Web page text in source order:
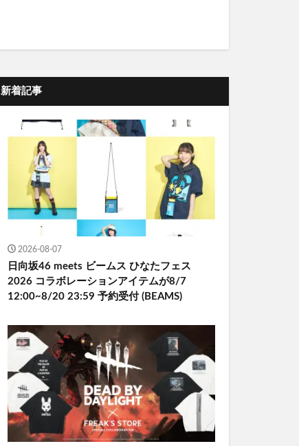
新着記事
2026-08-07
日向坂46 meets ビームス ひなたフェス
2026 コラボレーションアイテムが8/7
12:00~8/20 23:59 予約受付 (BEAMS)